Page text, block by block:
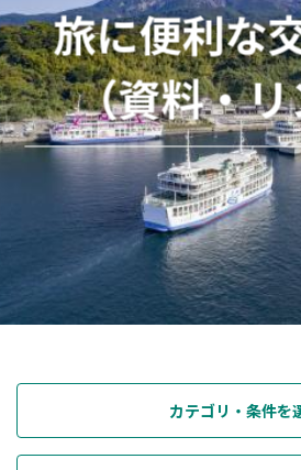
旅に便利な
（資料・
カテゴリ・条件を